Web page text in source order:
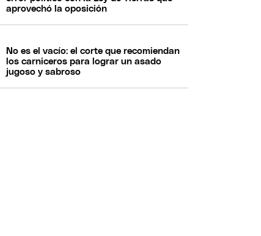
aprovechó la oposición
No es el vacío: el corte que recomiendan
los carniceros para lograr un asado
jugoso y sabroso